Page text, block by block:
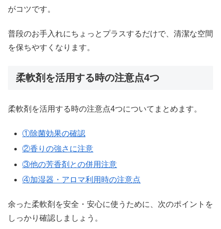
がコツです。
普段のお手入れにちょっとプラスするだけで、清潔な空間
を保ちやすくなります。
柔軟剤を活用する時の注意点4つ
柔軟剤を活用する時の注意点4つについてまとめます。
①除菌効果の確認
②香りの強さに注意
③他の芳香剤との併用注意
④加湿器・アロマ利用時の注意点
余った柔軟剤を安全・安心に使うために、次のポイントを
しっかり確認しましょう。